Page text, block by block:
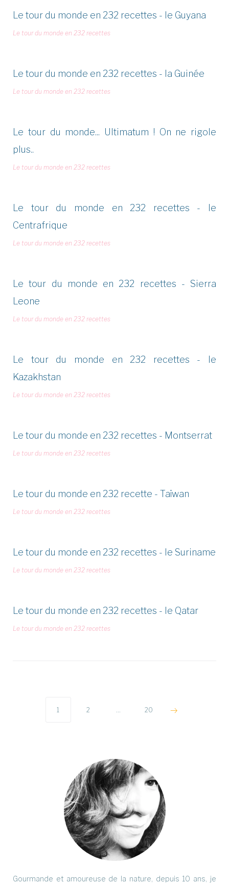
Le tour du monde en 232 recettes - le Guyana
Le tour du monde en 232 recettes
Le tour du monde en 232 recettes - la Guinée
Le tour du monde en 232 recettes
Le tour du monde... Ultimatum ! On ne rigole
plus..
Le tour du monde en 232 recettes
Le tour du monde en 232 recettes - le
Centrafrique
Le tour du monde en 232 recettes
Le tour du monde en 232 recettes - Sierra
Leone
Le tour du monde en 232 recettes
Le tour du monde en 232 recettes - le
Kazakhstan
Le tour du monde en 232 recettes
Le tour du monde en 232 recettes - Montserrat
Le tour du monde en 232 recettes
Le tour du monde en 232 recette - Taïwan
Le tour du monde en 232 recettes
Le tour du monde en 232 recettes - le Suriname
Le tour du monde en 232 recettes
Le tour du monde en 232 recettes - le Qatar
Le tour du monde en 232 recettes
1 2 … 20
Gourmande et amoureuse de la nature, depuis 10 ans, je